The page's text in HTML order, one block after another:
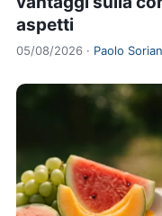
aspetti
05/08/2026 · Paolo